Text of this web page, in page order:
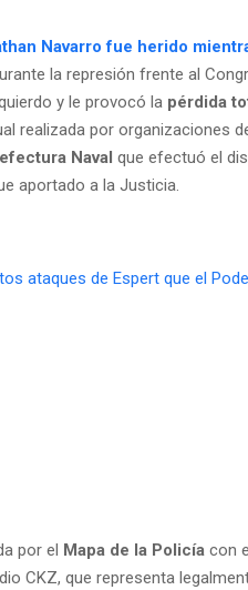
Navarro fue herido
la represión frente al
y le provocó la pérdida
realizada por organizaciones
Naval que efectuó el
aportado a la Justicia.
ataques de Espert que el
por el Mapa de la Policía con
CKZ, que representa